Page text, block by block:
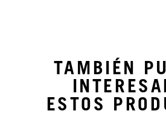
TAMBIÉN
ESTOS